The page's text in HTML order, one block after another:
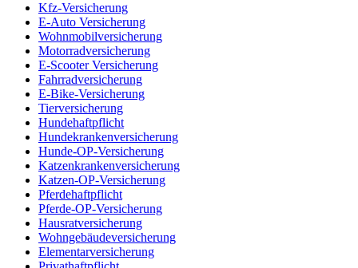
Kfz-Versicherung
E-Auto Versicherung
Wohnmobilversicherung
Motorradversicherung
E-Scooter Versicherung
Fahrradversicherung
E-Bike-Versicherung
Tierversicherung
Hundehaftpflicht
Hundekrankenversicherung
Hunde-OP-Versicherung
Katzenkrankenversicherung
Katzen-OP-Versicherung
Pferdehaftpflicht
Pferde-OP-Versicherung
Hausratversicherung
Wohngebäudeversicherung
Elementarversicherung